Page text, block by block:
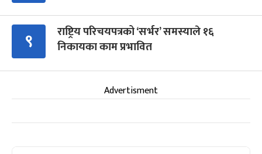
९
राष्ट्रिय परिचयपत्रको ‘सर्भर’ समस्याले १६
निकायका काम प्रभावित
Advertisment